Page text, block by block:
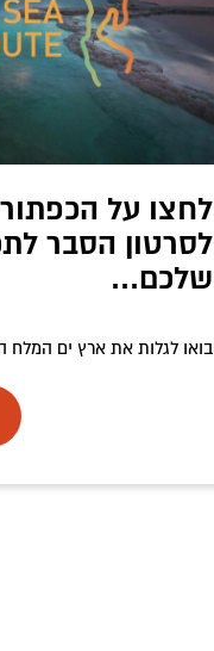
לחצו על
לסרטון הסבר
שלכם...
בואו לגלות את ארץ ים המלח